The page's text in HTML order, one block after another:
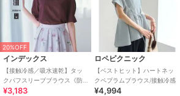
20%OFF
インデックス
【接触冷感／吸水速乾】タッ
クパフスリーブブラウス《防
シワ／洗濯機OK／XS～3L／
¥3,183
ロペピクニック
【ベストヒット】ハートネッ
クペプラムブラウス/接触冷感
¥4,994